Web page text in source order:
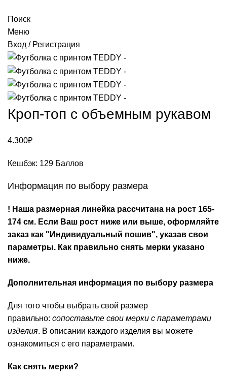
Поиск
Меню
Вход / Регистрация
Кроп-топ с объемным рукавом
4.300₽
Кешбэк: 129 Баллов
Информация по выбору размера
! Наша размерная линейка рассчитана на рост 165-
174 см. Если Ваш рост ниже или выше, оформляйте
заказ как "Индивидуальный пошив", указав свои
параметры. Как правильно снять мерки указано
ниже.
Дополнительная информация по выбору размера
Для того чтобы выбрать свой размер
правильно: сопоставьте свои мерки с параметрами
изделия. В описании каждого изделия вы можете
ознакомиться с его параметрами.
Как снять мерки?